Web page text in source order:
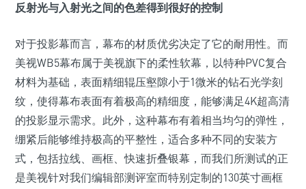
反射光与入射光之间的色差得到很好的控制
对于投影幕而言，幕布的材质优劣决定了它的耐用性。而
美视WB5幕布属于美视旗下的柔性软幕，以特种PVC复合
材料为基础，表面精细辊压壑隙小于1微米的钻石光学刻
纹，使得幕布表面有着极高的精细度，能够满足4K超高清
的投影显示需求。此外，这种幕布有着相当均匀的弹性，
绷紧后能够维持极高的平整性，适合多种不同的安装方
式，包括拉线、画框、快速折叠银幕，而我们所测试的正
是美视针对我们编辑部测评室而特别定制的130英寸画框